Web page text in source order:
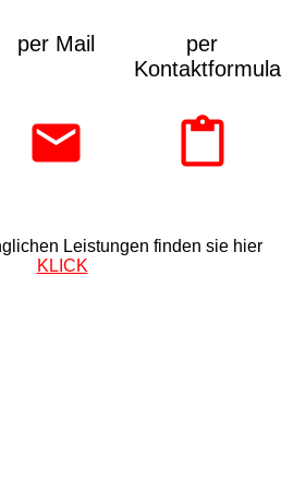
per Mail
per
Kontaktformular:
Leistungen finden sie hier
KLICK